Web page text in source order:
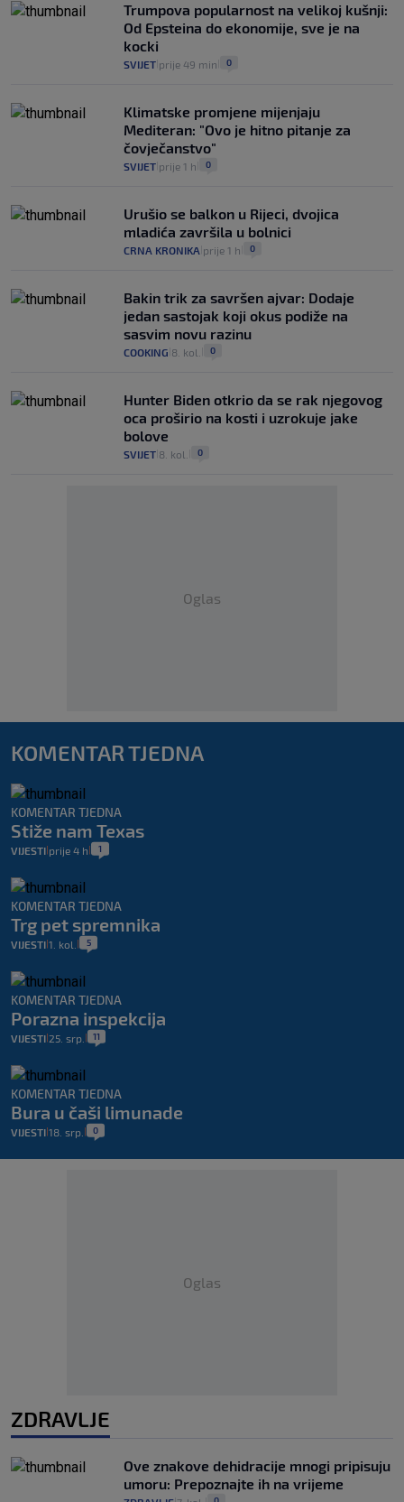
Trumpova popularnost na velikoj kušnji:
Od Epsteina do ekonomije, sve je na
kocki
SVIJET prije 49 min 0
Klimatske promjene mijenjaju
Mediteran: "Ovo je hitno pitanje za
čovječanstvo"
SVIJET prije 1 h 0
Urušio se balkon u Rijeci, dvojica
mladića završila u bolnici
CRNA KRONIKA prije 1 h 0
Bakin trik za savršen ajvar: Dodaje
jedan sastojak koji okus podiže na
sasvim novu razinu
COOKING 8. kol. 0
Hunter Biden otkrio da se rak njegovog
oca proširio na kosti i uzrokuje jake
bolove
SVIJET 8. kol. 0
Oglas
KOMENTAR TJEDNA
KOMENTAR TJEDNA
Stiže nam Texas
VIJESTI prije 4 h 1
KOMENTAR TJEDNA
Trg pet spremnika
VIJESTI 1. kol. 5
KOMENTAR TJEDNA
Porazna inspekcija
VIJESTI 25. srp. 11
KOMENTAR TJEDNA
Bura u čaši limunade
VIJESTI 18. srp. 0
Oglas
ZDRAVLJE
Ove znakove dehidracije mnogi pripisuju
umoru: Prepoznajte ih na vrijeme